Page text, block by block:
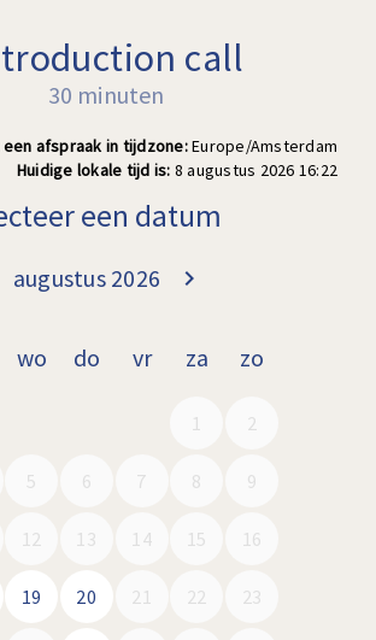
call
30 minuten
afspraak in tijdzone:Europe/Amsterdam
Huidige lokale tijd is: 8 augustus 2026 16:22
een datum
augustus 2026
keyboard_arrow_right
wo do vr za zo
1 2
5 6 7 8 9
12 13 14 15 16
19 20 21 22 23